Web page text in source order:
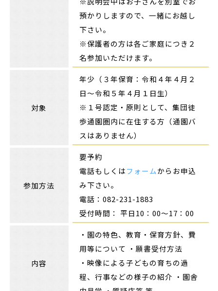
預かりしますので、一緒にお越し
下さい。
※保護者の方は各ご家庭につき２
名参加いただけます。
対象
年少（３年保育：令和４年４月２
日～令和５年４月１日生）
※１号認定・原則として、集団徒
歩通園圏内に在住する方（通園バ
スはありません）
参加方法
要予約
電話もしくはフォームからお申込
み下さい。
電話：082-231-1883
受付時間： 平日10：00～17：00
内容
・園の特色、教育・保育方針、費
用等について ・願書受付方法
・映像による子どもの育ちの過
程、行事などの様子の紹介 ・園舎